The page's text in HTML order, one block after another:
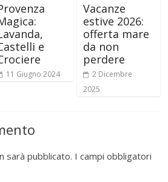
e
11 Giugno 2024
Vacanze
estive 2026:
offerta mare
da non
perdere
2 Dicembre
2025
sarà pubblicato. I campi obbligatori